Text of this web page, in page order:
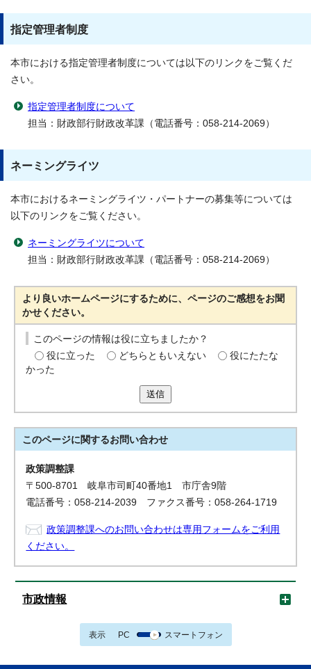
指定管理者制度
本市における指定管理者制度については以下のリンクをご覧くだ
さい。
指定管理者制度について
担当：財政部行財政改革課（電話番号：058-214-2069）
ネーミングライツ
本市におけるネーミングライツ・パートナーの募集等については
以下のリンクをご覧ください。
ネーミングライツについて
担当：財政部行財政改革課（電話番号：058-214-2069）
より良いホームページにするために、ページのご感想をお聞
かせください。
このページの情報は役に立ちましたか？
役に立った
どちらともいえない
役にたたな
かった
送信
このページに関するお問い合わせ
政策調整課
〒500-8701 岐阜市司町40番地1 市庁舎9階
電話番号：058-214-2039 ファクス番号：058-264-1719
政策調整課へのお問い合わせは専用フォームをご利用
ください。
市政情報
表示 PC スマートフォン